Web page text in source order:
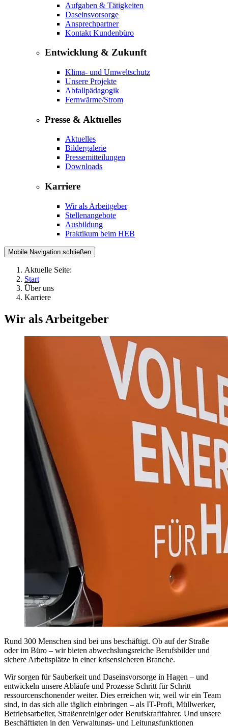
Aufgaben & Tätigkeiten
Daseinsvorsorge
Ansprechpartner
Kontakt Kundenbüro
Entwicklung & Zukunft
Klima- und Umweltschutz
Unsere Projekte
Abfallpädagogik
Fernwärme/Strom
Presse & Aktuelles
Aktuelles
Bildergalerie
Pressemitteilungen
Downloads
Karriere
Wir als Arbeitgeber
Stellenangebote
Ausbildung
Praktikum beim HEB
Mobile Navigation schließen
Aktuelle Seite:
Start
Über uns
Karriere
Wir als Arbeitgeber
Rund 300 Menschen sind bei uns beschäftigt. Ob auf der Straße
oder im Büro – wir bieten abwechslungsreiche Berufsbilder und
sichere Arbeitsplätze in einer krisensicheren Branche.
Wir sorgen für Sauberkeit und Daseinsvorsorge in Hagen – und
entwickeln unsere Abläufe und Prozesse Schritt für Schritt
ressourcenschonender weiter. Dies erreichen wir, weil wir ein Team
sind, in das sich alle täglich einbringen – als IT-Profi, Müllwerker,
Betriebsarbeiter, Straßenreiniger oder Berufskraftfahrer. Und unsere
Beschäftigten in den Verwaltungs- und Leitungsfunktionen